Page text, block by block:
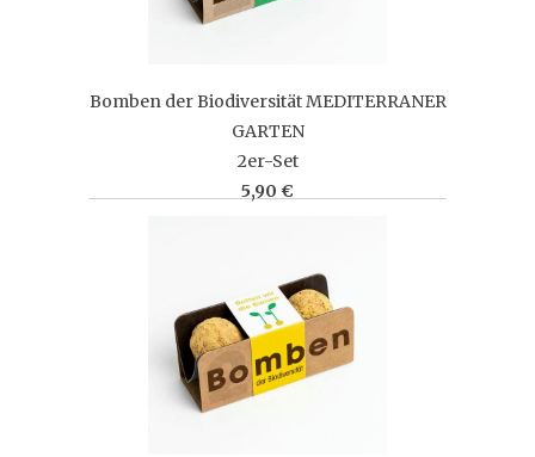
Bomben der Biodiversität MEDITERRANER
GARTEN
2er-Set
5,90 €